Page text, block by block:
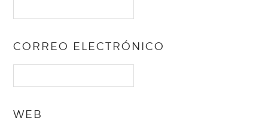
CORREO ELECTRÓNICO
WEB